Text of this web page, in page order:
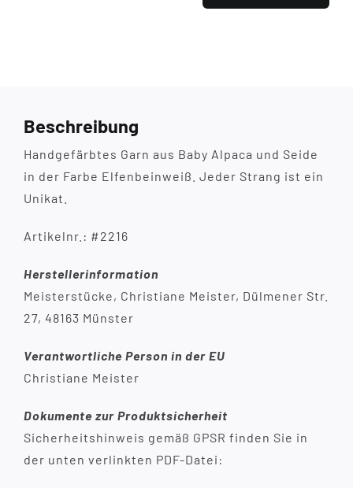
Beschreibung
Handgefärbtes Garn aus Baby Alpaca und Seide
in der Farbe Elfenbeinweiß. Jeder Strang ist ein
Unikat.
Artikelnr.: #2216
Herstellerinformation
Meisterstücke, Christiane Meister, Dülmener Str.
27, 48163 Münster
Verantwortliche Person in der EU
Christiane Meister
Dokumente zur Produktsicherheit
Sicherheitshinweis gemäß GPSR finden Sie in
der unten verlinkten PDF-Datei: